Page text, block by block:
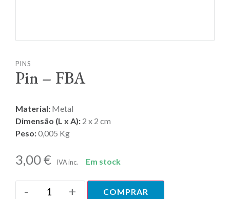
PINS
Pin – FBA
Material: Metal
Dimensão (L x A): 2 x 2 cm
Peso:0,005 Kg
3,00€ IVA inc. Em stock
- + COMPRAR